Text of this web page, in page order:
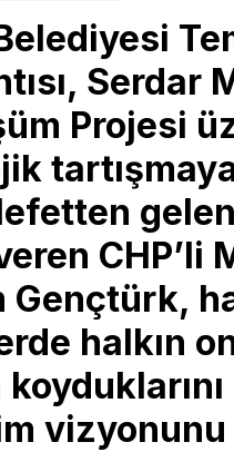
Serdar
Projesi
Gençtürk,
halkın